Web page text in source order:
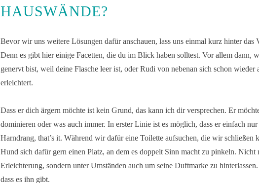
HAUSWÄNDE?
Bevor wir uns weitere Lösungen dafür anschauen, lass uns einmal kurz hinter das
Denn es gibt hier einige Facetten, die du im Blick haben solltest. Vor allem dann,
genervt bist, weil deine Flasche leer ist, oder Rudi von nebenan sich schon wieder
erleichtert.
Dass er dich ärgern möchte ist kein Grund, das kann ich dir versprechen. Er
dominieren oder was auch immer. In erster Linie ist es möglich, dass er einfach
Harndrang, that’s it. Während wir dafür eine Toilette aufsuchen, die wir schließen
Hund sich dafür gern einen Platz, an dem es doppelt Sinn macht zu pinkeln. Nicht
Erleichterung, sondern unter Umständen auch um seine Duftmarke zu
dass es ihn gibt.